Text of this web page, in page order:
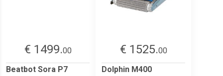
€ 1499.00
Beatbot Sora P7
€ 1525.00
Dolphin M400